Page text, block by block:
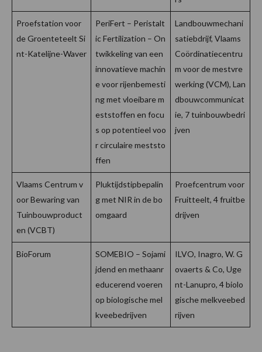
Proefstation voor
de Groenteteelt Si
nt-Katelijne-Waver
PeriFert – Peristalt
ic Fertilization – On
twikkeling van een
innovatieve machin
e voor rijenbemesti
ng met vloeibare m
eststoffen en focu
s op potentieel voo
r circulaire meststo
ffen
Landbouwmechani
satiebdrijf, Vlaams
Coördinatiecentru
m voor de mestvre
werking (VCM), Lan
dbouwcommunicat
ie, 7 tuinbouwbedri
jven
Vlaams Centrum v
oor Bewaring van
Tuinbouwproduct
en (VCBT)
Pluktijdstipbepalin
g met NIR in de bo
omgaard
Proefcentrum voor
Fruitteelt, 4 fruitbe
drijven
BioForum
SOMEBIO – Sojami
jdend en methaanr
educerend voeren
op biologische mel
kveebedrijven
ILVO, Inagro, W. G
ovaerts & Co, Uge
nt-Lanupro, 4 biolo
gische melkveebed
rijven